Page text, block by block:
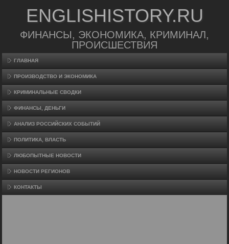
ENGLISHISTORY.RU
ФИНАНСЫ, ЭКОНОМИКА, КРИМИНАЛ,
ПРОИСШЕСТВИЯ
ГЛАВНАЯ
ПРОИЗВΟДСТВО И ЭКОНОМИКА
КРИМИНАЛЬНЫЕ СВОДКИ
ФИНАНСЫ, ДЕНЬГИ
АНАЛИЗ РОССИЙСКИХ СОБЫТИЙ
ПОЛИТИКА, ВЛАСТЬ
ЛЮБОПЫТНЫЕ НОВОСТИ
НОВОСТИ РЕГИОНОВ
КОНТАКТЫ